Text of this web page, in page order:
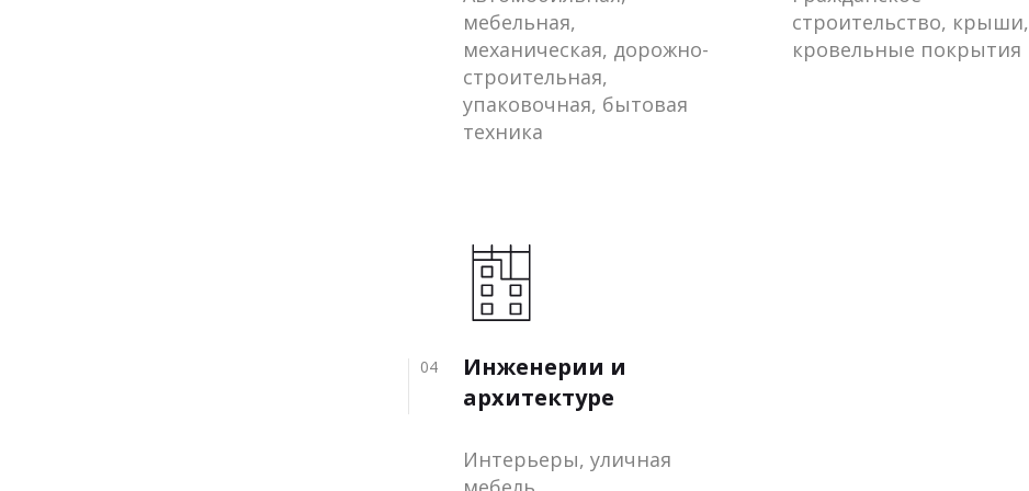
мебельная,
механическая, дорожно-
строительная,
упаковочная, бытовая
техника
строительство, крыши,
кровельные покрытия
04
Инженерии и
архитектуре
Интерьеры, уличная